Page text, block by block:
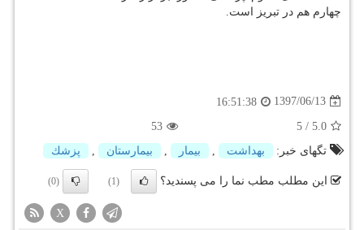
چهارم هم در تبریز است.
1397/06/13
16:51:38
5.0
/
5
53
تگهای خبر:
بهداشت بیمار بیمارستان پزشك
این مطلب مطب نما را می پسندید؟ (1)
(0)
X